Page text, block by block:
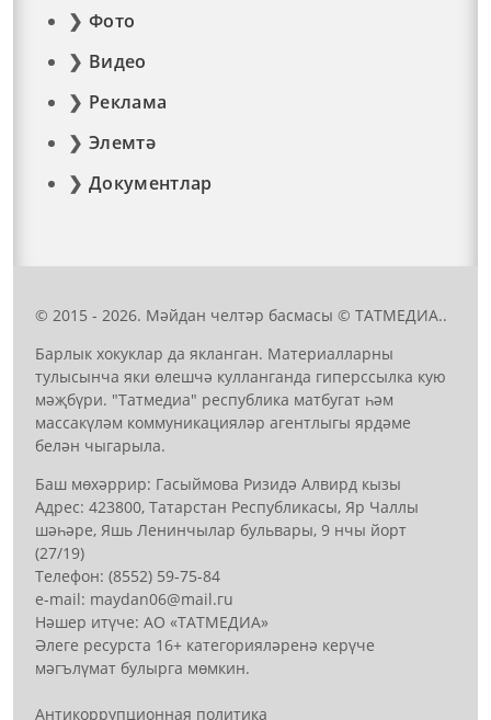
Фото
Видео
Реклама
Элемтә
Документлар
© 2015 - 2026. Мәйдан челтәр басмасы © ТАТМЕДИА..
Барлык хокуклар да якланган. Материалларны
тулысынча яки өлешчә кулланганда гиперссылка кую
мәҗбүри. "Татмедиа" республика матбугат һәм
массакүләм коммуникацияләр агентлыгы ярдәме
белән чыгарыла.
Баш мөхәррир: Гасыймова Ризидә Алвирд кызы
Адрес: 423800, Татарстан Республикасы, Яр Чаллы
шәһәре, Яшь Ленинчылар бульвары, 9 нчы йорт
(27/19)
Телефон: (8552) 59-75-84
е-mail: mауdаn06@mail.гu
Нәшер итүче: АО «ТАТМЕДИА»
Әлеге ресурста 16+ категорияләренә керүче
мәгълүмат булырга мөмкин.
Антикоррупционная политика